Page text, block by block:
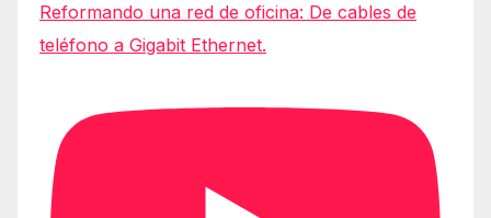
Reformando una red de oficina: De cables de
teléfono a Gigabit Ethernet.